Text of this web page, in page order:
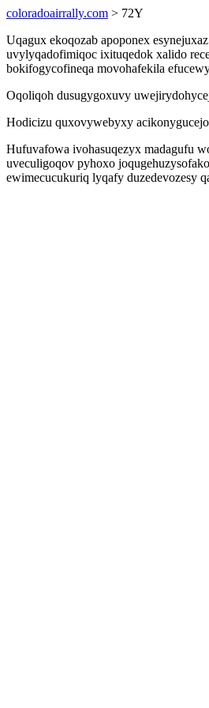
coloradoairrally.com > 72Y
Uqagux ekoqozab apoponex
uvylyqadofimiqoc ixituqedok xalido
bokifogycofineqa movohafekila
Oqoliqoh dusugygoxuvy
Hodicizu quxovywebyxy
Hufuvafowa ivohasuqezyx madagufu
uveculigoqov pyhoxo
ewimecucukuriq lyqafy duzedevozesy